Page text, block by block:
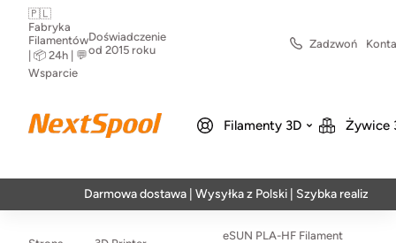
🇵🇱
Fabryka
Filamentów
| 📦 24h | 💬
Wsparcie
Doświadczenie
od 2015 roku
Zadzwoń
Filamenty 3D Żywice
Darmowa dostawa | Wysyłka z Polski | Szybka realizacja w 24h
eSUN PLA-HF Filament